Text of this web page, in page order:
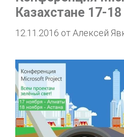
Казахстане 17-
12.11.2016 отАлексей